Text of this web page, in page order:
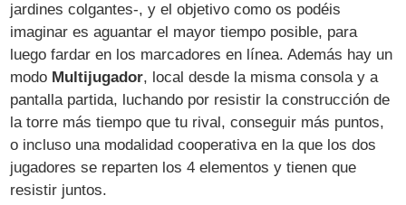
jardines colgantes-, y el objetivo como os podéis
imaginar es aguantar el mayor tiempo posible, para
luego fardar en los marcadores en línea. Además hay un
modo Multijugador, local desde la misma consola y a
pantalla partida, luchando por resistir la construcción de
la torre más tiempo que tu rival, conseguir más puntos,
o incluso una modalidad cooperativa en la que los dos
jugadores se reparten los 4 elementos y tienen que
resistir juntos.